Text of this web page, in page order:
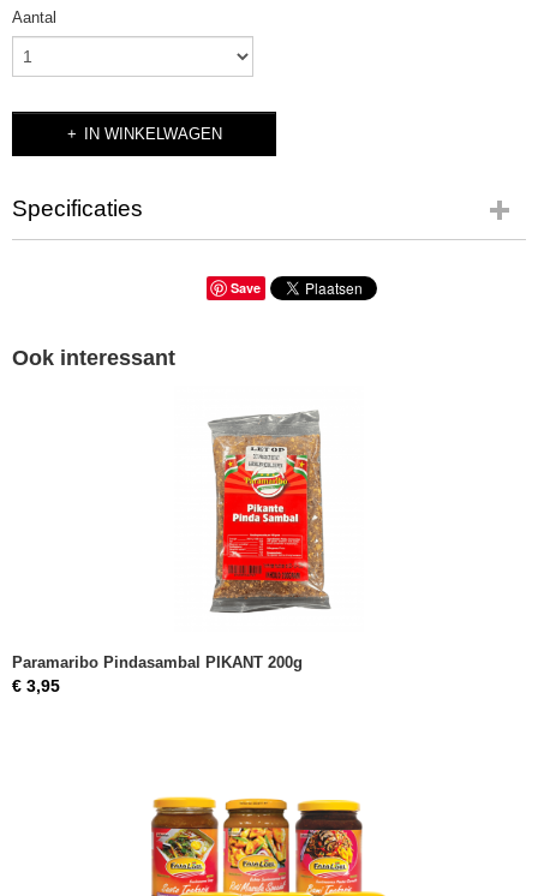
Aantal
IN WINKELWAGEN
Specificaties
Paramaribo Pinda Saus 500gr
Save
Ook interessant
Paramaribo Pindasambal PIKANT 200g
€ 3,95